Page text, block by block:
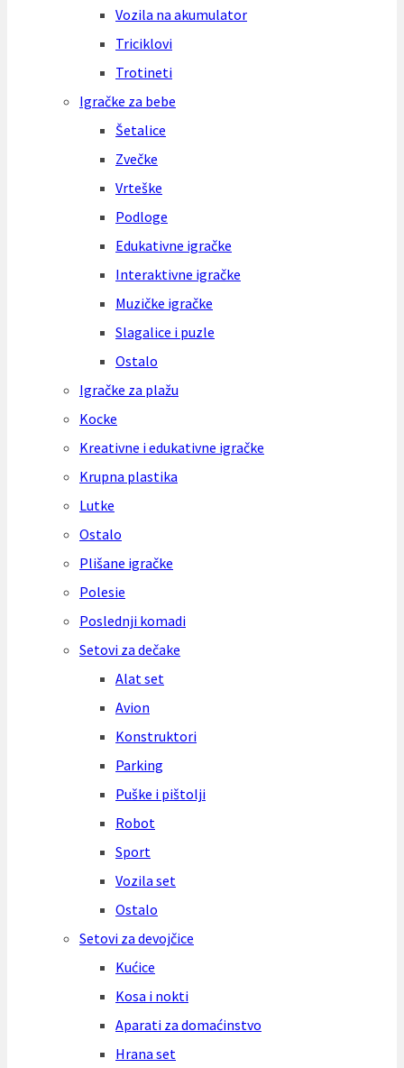
Vozila na akumulator
Triciklovi
Trotineti
Igračke za bebe
Šetalice
Zvečke
Vrteške
Podloge
Edukativne igračke
Interaktivne igračke
Muzičke igračke
Slagalice i puzle
Ostalo
Igračke za plažu
Kocke
Kreativne i edukativne igračke
Krupna plastika
Lutke
Ostalo
Plišane igračke
Polesie
Poslednji komadi
Setovi za dečake
Alat set
Avion
Konstruktori
Parking
Puške i pištolji
Robot
Sport
Vozila set
Ostalo
Setovi za devojčice
Kućice
Kosa i nokti
Aparati za domaćinstvo
Hrana set